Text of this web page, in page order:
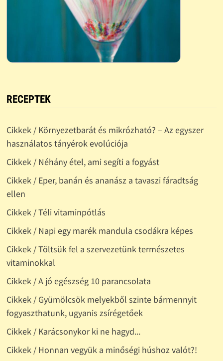
RECEPTEK
Cikkek / Környezetbarát és mikrózható? – Az egyszer
használatos tányérok evolúciója
Cikkek / Néhány étel, ami segíti a fogyást
Cikkek / Eper, banán és ananász a tavaszi fáradtság
ellen
Cikkek / Téli vitaminpótlás
Cikkek / Napi egy marék mandula csodákra képes
Cikkek / Töltsük fel a szervezetünk természetes
vitaminokkal
Cikkek / A jó egészség 10 parancsolata
Cikkek / Gyümölcsök melyekből szinte bármennyit
fogyaszthatunk, ugyanis zsírégetőek
Cikkek / Karácsonykor ki ne hagyd...
Cikkek / Honnan vegyük a minőségi húshoz valót?!